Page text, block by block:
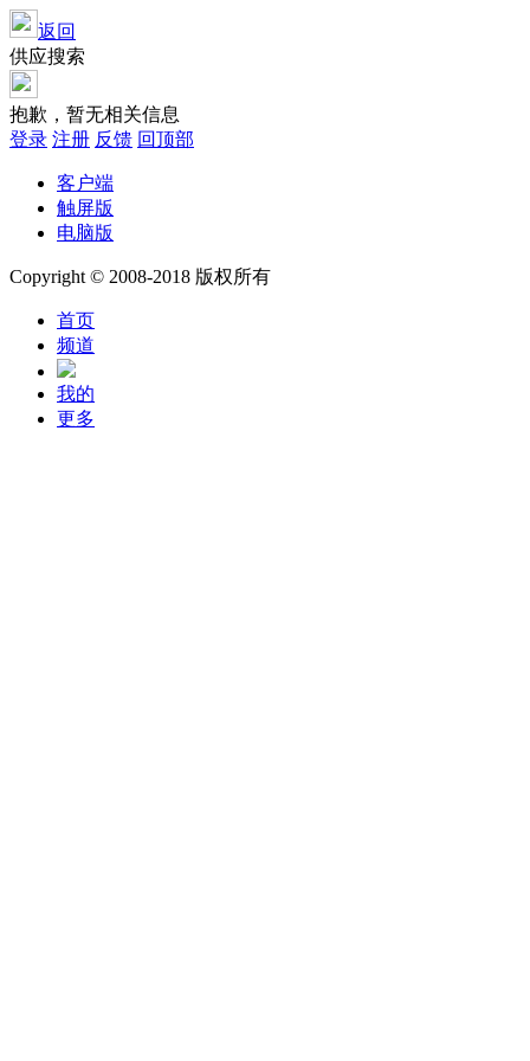
返回
供应搜索
抱歉，暂无相关信息
登录 注册 反馈 回顶部
客户端
触屏版
电脑版
Copyright © 2008-2018 版权所有
首页
频道
我的
更多